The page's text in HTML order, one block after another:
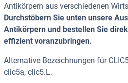
Antikörpern aus verschiedenen
Durchstöbern Sie unten unsere
Antikörpern und bestellen Sie
effizient voranzubringen.
Alternative Bezeichnungen für
clic5a, clic5.L.